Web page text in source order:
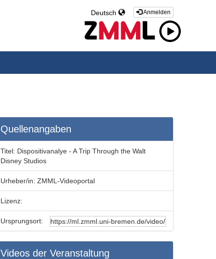
Anmelden
Deutsch
Quellenangaben
Titel: Dispositivanalye - A Trip Through the Walt
Disney Studios
Urheber/in: ZMML-Videoportal
Lizenz:
Ursprungsort:
Videos der Veranstaltung